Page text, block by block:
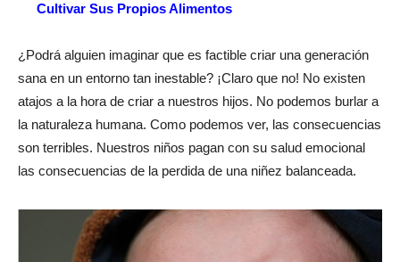
Cultivar Sus Propios Alimentos
¿Podrá alguien imaginar que es factible criar una generación
sana en un entorno tan inestable? ¡Claro que no! No existen
atajos a la hora de criar a nuestros hijos. No podemos burlar a
la naturaleza humana. Como podemos ver, las consecuencias
son terribles. Nuestros niños pagan con su salud emocional
las consecuencias de la perdida de una niñez balanceada.